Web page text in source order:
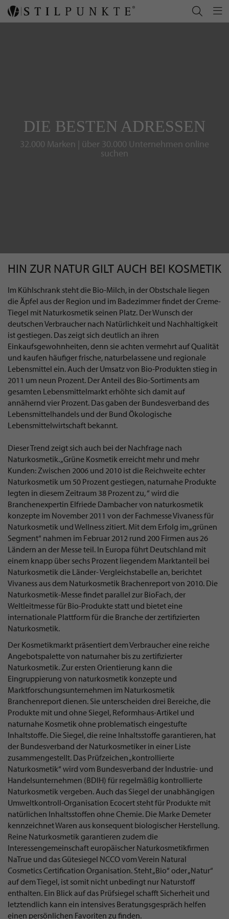
DIE BESTEN ADRESSEN
32.000 Marken | über 30.000 Unternehmen online
suchen
HIN ZUR NATUR GILT AUCH BEI KOSMETIK
Im Kühlschrank steht die Bio-Milch, in der Obstschale liegen
die Äpfel aus der Region und im Badezimmer findet der Creme-
Tiegel mit Naturkosmetik seinen Platz. Der Wunsch der
deutschen Verbraucher nach Natürlichkeit und Nachhaltigkeit
ist gestiegen. Das zeigt sich deutlich an ihren
Einkaufsgewohnheiten, denn sie achten vermehrt auf Qualität
und kaufen häufiger frische, naturbelassene und regionale
Lebensmittel ein. Auch der Umsatz von Bio-Produkten stieg in
2011 um neun Prozent. Der Anteil des Bio-Sortiments am
gesamten Lebensmittelmarkt erhöhte sich damit auf
annähernd vier Prozent. Das gaben der Bundesverband des
Lebensmittelhandels und der Bund Ökologische
Lebensmittelwirtschaft bekannt.
Dieser Trend zeigt sich auch bei der Nachfrage nach
Naturkosmetik. „Grüne Kosmetik erreicht mehr und mehr
Kunden: Zwischen 2006 und 2010 ist die Reichweite echter
Naturkosmetik um 50 Prozent gestiegen, naturnahe Produkte
legten in diesem Zeitraum 38 Prozent zu, “ wird die
Branchenexpertin Elfriede Dambacher von naturkosmetik
konzepte im November 2011 von der Fachmesse Vivaness für
Naturkosmetik und Wellness zitiert. Mit dem Erfolg im „grünen
Segment“ nahmen im Februar 2012 rund 200 Firmen aus 26
Ländern an der Messe teil. In Europa führt Deutschland mit
einem knapp über sechs Prozent liegendem Marktanteil bei
Naturkosmetik die Länder- Vergleichstabelle an, berichtet
Vivaness aus dem Naturkosmetik Brachenreport von 2010. Die
Naturkosmetik-Messe findet parallel zur BioFach, der
Weltleitmesse für Bio-Produkte statt und bietet eine
internationale Plattform für die Branche der zertifizierten
Naturkosmetik.
Der Kosmetikmarkt präsentiert dem Verbraucher eine reiche
Angebotspalette von naturnaher bis zu zertifizierter
Naturkosmetik. Zur ersten Orientierung kann die
Eingruppierung von naturkosmetik konzepte und
Marktforschungsunternehmen im Naturkosmetik
Branchenreport dienen. Sie unterscheiden drei Bereiche, die
Produkte mit und ohne Siegel, Reformhaus-Artikel und
naturnahe Kosmetik ohne problematisch eingestufte
Inhaltstoffe. Die Siegel, die reine Inhaltsstoffe garantieren, hat
der Bundesverband der Naturkosmetiker in einer Liste
zusammengestellt. Das Prüfzeichen „kontrollierte
Naturkosmetik“ wird vom Bundesverband der Industrie- und
Handelsunternehmen (BDIH) für regelmäßig kontrollierte
Naturkosmetik vergeben. Auch das Siegel der unabhängigen
Umweltkontroll-Organisation Ecocert steht für Produkte mit
natürlichen Inhaltsstoffen ohne Chemie. Die Marke Demeter
kennzeichnet Waren aus konsequent biologischer Herstellung.
Reine Naturkosmetik garantieren zudem die
Interessengemeinschaft europäischer Naturkosmetikfirmen
NaTrue und das Gütesiegel NCCO vom Verein Natural
Cosmetics Certification Organisation. Steht „Bio“ oder „Natur“
auf dem Tiegel, ist somit nicht unbedingt nur Naturstoff
enthalten. Ein Blick auf das Prüfsiegel schafft Sicherheit und
letztendlich kann ein intensives Beratungsgespräch helfen
einen persönlichen Favoriten zu finden.